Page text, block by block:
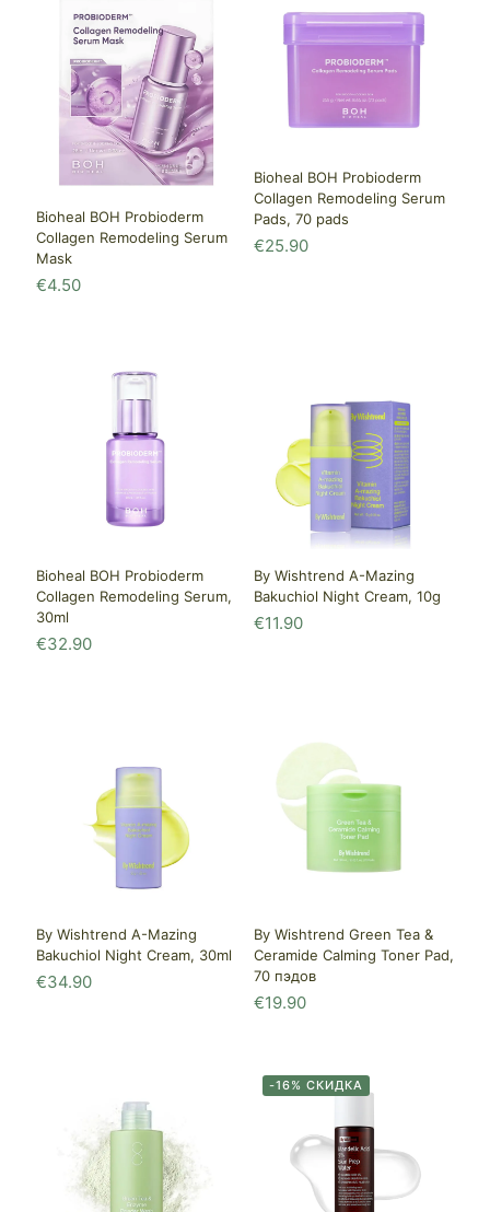
Bioheal BOH Probioderm
Collagen Remodeling Serum
Mask
€4.50
Bioheal BOH Probioderm
Collagen Remodeling Serum
Pads, 70 pads
€25.90
Bioheal BOH Probioderm
Collagen Remodeling Serum,
30ml
€32.90
By Wishtrend A-Mazing
Bakuchiol Night Cream, 10g
€11.90
By Wishtrend A-Mazing
Bakuchiol Night Cream, 30ml
€34.90
By Wishtrend Green Tea &
Ceramide Calming Toner Pad,
70 пэдов
€19.90
-16% СКИДКА